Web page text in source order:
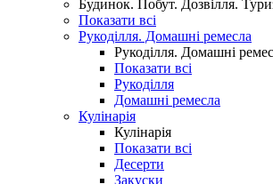
Будинок. Побут. Дозвілля.
Показати всі
Рукоділля. Домашні ремесла
Рукоділля. Домашні
Показати всі
Рукоділля
Домашні ремесла
Кулінарія
Кулінарія
Показати всі
Десерти
Закуски